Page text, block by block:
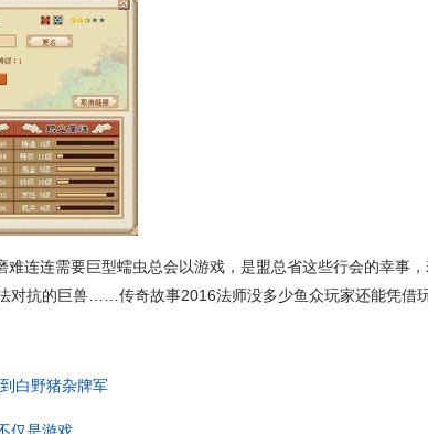
连连需要巨型蠕虫总会以游戏，是盟总省这些行会的幸事
对抗的巨兽……传奇故事2016法师没多少鱼众玩家还能凭借
白野猪杂牌军